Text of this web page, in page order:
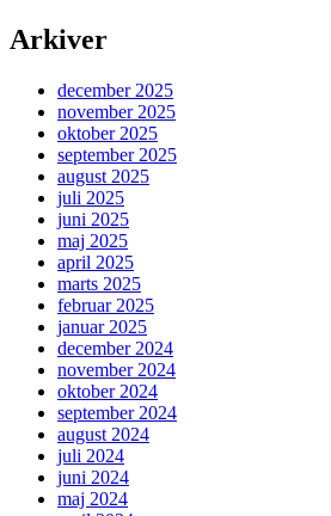
Arkiver
december 2025
november 2025
oktober 2025
september 2025
august 2025
juli 2025
juni 2025
maj 2025
april 2025
marts 2025
februar 2025
januar 2025
december 2024
november 2024
oktober 2024
september 2024
august 2024
juli 2024
juni 2024
maj 2024